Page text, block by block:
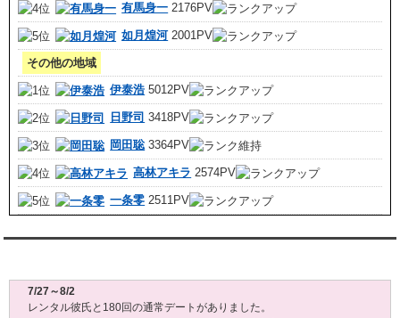
有馬身一 2176PV
如月煌河2001PV
その他の地域
伊泰浩 5012PV
日野司 3418PV
岡田聡3364PV
高林アキラ 2574PV
一条零 2511PV
7/27～8/2
レンタル彼氏と180回の通常デートがありました。